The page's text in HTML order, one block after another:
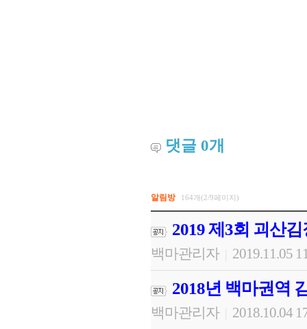
댓글 0개
알림방 164개(2/9페이지)
2019 제3회 괴산
백마관리자 2019.11.05
2018년 백마권역
백마관리자 2018.10.04